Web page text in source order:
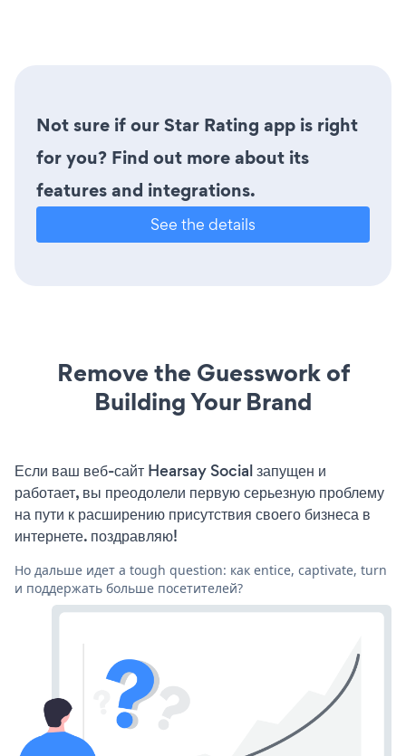
Not sure if our Star Rating app is right
for you? Find out more about its
features and integrations.
See the details
Remove the Guesswork of
Building Your Brand
Если ваш веб-сайт Hearsay Social запущен и
работает, вы преодолели первую серьезную проблему
на пути к расширению присутствия своего бизнеса в
интернете. поздравляю!
Но дальше идет a tough question: как entice, captivate, turn
и поддержать больше посетителей?